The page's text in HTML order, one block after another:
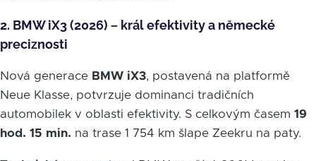
2. BMW iX3 (2026) – král efektivity a německé
preciznosti
Nová generace BMW iX3, postavená na platformě
Neue Klasse, potvrzuje dominanci tradičních
automobilek v oblasti efektivity. S celkovým časem 19
hod. 15 min. na trase 1 754 km šlape Zeekru na paty.